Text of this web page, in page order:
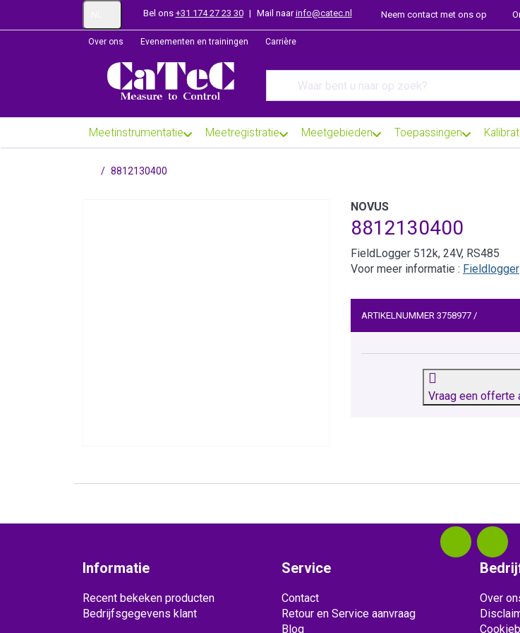
Bel ons +31 174 27 23 30 | Mail naarinfo@catec.nl Neem contact met ons op
Over ons Evenementen en trainingen Carrière
Meetinstrumentatie Meetregistratie Meetgebieden Toepassingen
Startpagina
8812130400
NOVUS
8812130400
FieldLogger 512k, 24V, RS485
Voor meer informatie : Fieldlogger
ARTIKELNUMMER 3758977 /
Vraag een offerte
Informatie
Recent bekeken producten
Bedrijfsgegevens klant
Service
Contact
Retour en Service aanvraag
Blog
Over